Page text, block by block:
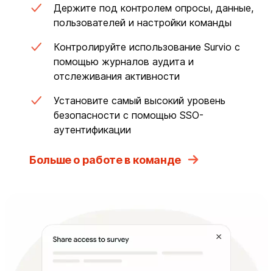
Держите под контролем опросы, данные,
пользователей и настройки команды
Контролируйте использование Survio с
помощью журналов аудита и
отслеживания активности
Установите самый высокий уровень
безопасности с помощью SSO-
аутентификации
Больше о работе в команде